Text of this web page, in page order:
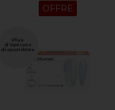
OFFRE
Plus
d'options
disponibles